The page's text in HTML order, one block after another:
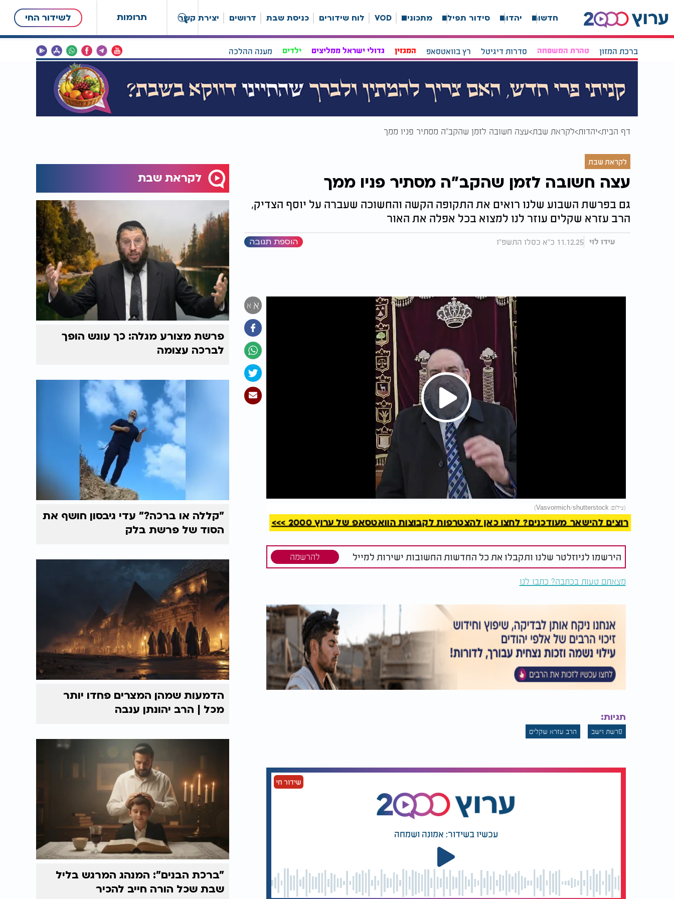
תרומות לשידור החי חדשות יהדות סידור תפילה מתכונים VOD לוח שידורים כניסת שבת דרושים יצירת קשר
ברכת המזון טהרת המשפחה סדרות דיגיטל רץ בוואטסאפ המגזין גדולי ישראל ממליצים ילדים מענה ההלכה
דף הבית יהדות לקראת שבת עצה חשובה לזמן שהקב"ה מסתיר פניו ממך
לקראת שבת
עצה חשובה לזמן שהקב"ה מסתיר פניו ממך
גם בפרשת השבוע שלנו רואים את התקופה הקשה והחשוכה שעברה על יוסף הצדיק,
הרב עזרא שקלים עוזר לנו למצוא בכל אפלה את האור
עידו לוי 11.12.25 כ"א כסלו התשפ"ו הוספת תגובה
א א
Play
Video
(צילום: Vasvormich/shutterstock)
להמשך קריאה
רוצים להישאר מעודכנים? לחצו כאן להצטרפות לקבוצות הוואטסאפ של ערוץ 2000 >>>
הירשמו לניוזלטר שלנו ותקבלו את כל החדשות החשובות ישירות למייל להרשמה
מצאתם טעות בכתבה? כתבו לנו
תגיות:
פרשת וישב הרב עזרא שקלים
שידור חי
עכשיו בשידור: אמונה ושמחה
לקראת שבת
פרשת מצורע מגלה: כך עונש הופך
לברכה עצומה
"קללה או ברכה?" עדי גיבסון חושף את
הסוד של פרשת בלק
הדמעות שמהן המצרים פחדו יותר
מכל | הרב יהונתן ענבה
"ברכת הבנים": המנהג המרגש בליל
שבת שכל הורה חייב להכיר